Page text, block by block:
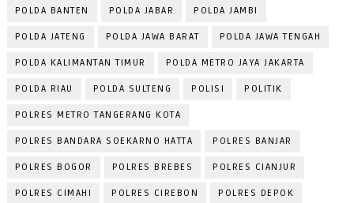
POLDA BANTEN POLDA JABAR POLDA JAMBI
POLDA JATENG POLDA JAWA BARAT POLDA JAWA TENGAH
POLDA KALIMANTAN TIMUR POLDA METRO JAYA JAKARTA
POLDA RIAU POLDA SULTENG POLISI POLITIK
POLRES METRO TANGERANG KOTA
POLRES BANDARA SOEKARNO HATTA POLRES BANJAR
POLRES BOGOR POLRES BREBES POLRES CIANJUR
POLRES CIMAHI POLRES CIREBON POLRES DEPOK